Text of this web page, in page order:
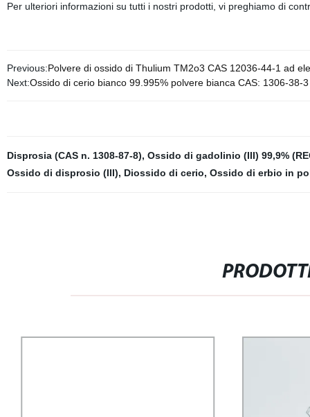
Per ulteriori informazioni su tutti i nostri prodotti, vi preghiamo di
Previous:Polvere di ossido di Thulium TM2o3 CAS 12036-44-1 ad
Next:Ossido di cerio bianco 99.995% polvere bianca CAS: 1306-38-3
Disprosia (CAS n. 1308-87-8), Ossido di gadolinio (III) 99,9%
Ossido di disprosio (III), Diossido di cerio, Ossido di erbio in